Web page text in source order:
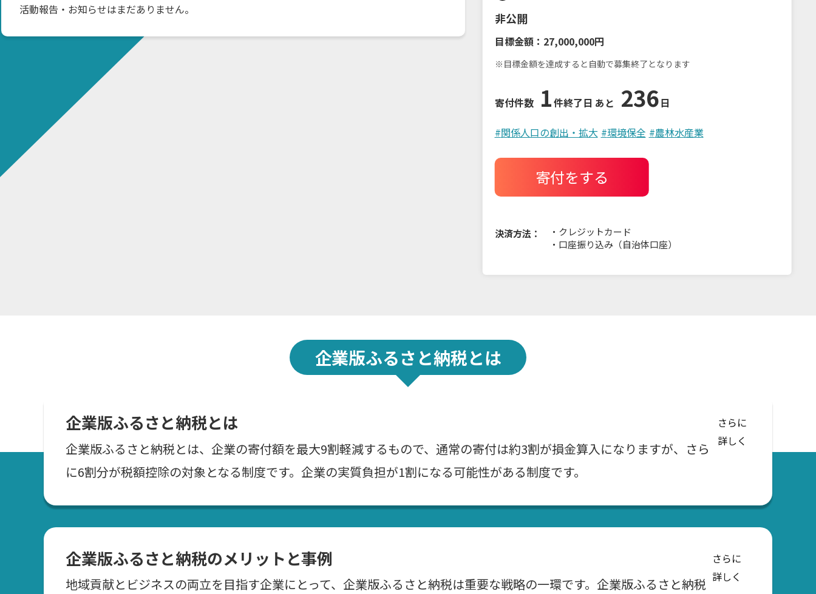
活動報告・お知らせはまだありません。
非公開
目標金額： 27,000,000円
※目標金額を達成すると自動で募集終了となります
寄付件数 1件終了日 あと 236日
#関係人口の創出・拡大 #環境保全 #農林水産業
寄付をする
決済方法： ・ クレジットカード
・ 口座振り込み（自治体口座）
企業版ふるさと納税とは
企業版ふるさと納税とは
企業版ふるさと納税とは、企業の寄付額を最大9割軽減するもので、通常の寄付は約3割が損金算入になりますが、さら
に6割分が税額控除の対象となる制度です。企業の実質負担が1割になる可能性がある制度です。
さらに
詳しく
企業版ふるさと納税のメリットと事例
地域貢献とビジネスの両立を目指す企業にとって、企業版ふるさと納税は重要な戦略の一環です。企業版ふるさと納税
さらに
詳しく